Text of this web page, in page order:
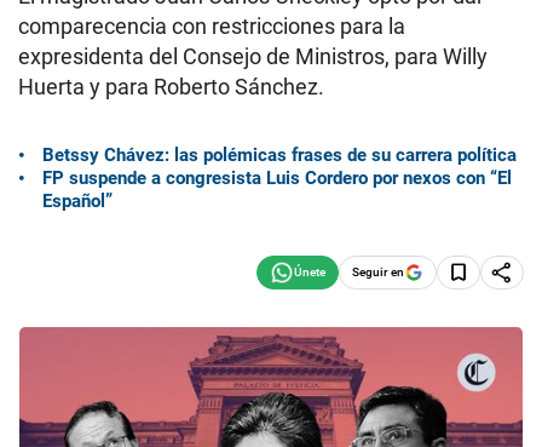
comparecencia con restricciones para la
expresidenta del Consejo de Ministros, para Willy
Huerta y para Roberto Sánchez.
Betssy Chávez: las polémicas frases de su carrera política
FP suspende a congresista Luis Cordero por nexos con “El
Español”
Seguir en